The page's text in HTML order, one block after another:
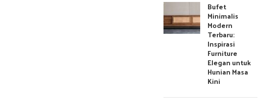
Bufet
Minimalis
Modern
Terbaru:
Inspirasi
Furniture
Elegan untuk
Hunian Masa
Kini